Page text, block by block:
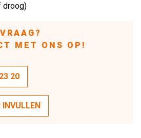
droog)
MET ONS OP!
20
INVULLEN